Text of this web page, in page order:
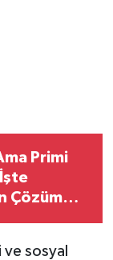
Primi
İşte
Çözüm
sosyal